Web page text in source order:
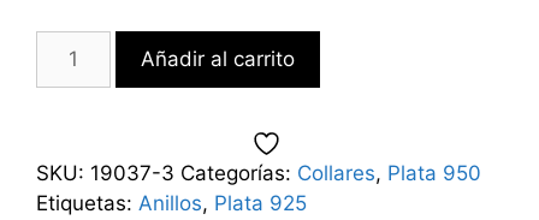
Añadir al carrito
SKU: 19037-3 Categorías: Collares, Plata 950
Etiquetas: Anillos, Plata 925